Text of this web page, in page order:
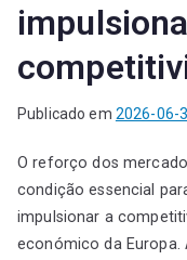
Publicado em 2026-06-
O reforço dos
condição essencial
impulsionar a
económico da Europa.